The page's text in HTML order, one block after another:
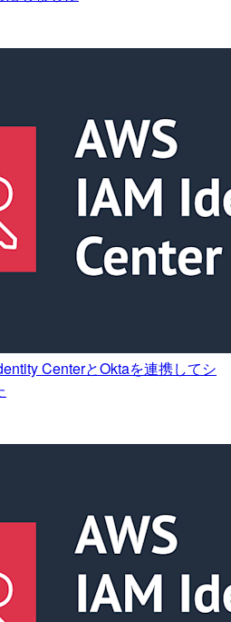
CenterとOktaを連携してシ